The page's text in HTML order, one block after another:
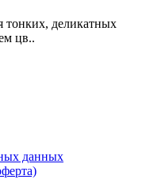
тонких, деликатных
цв..
данных